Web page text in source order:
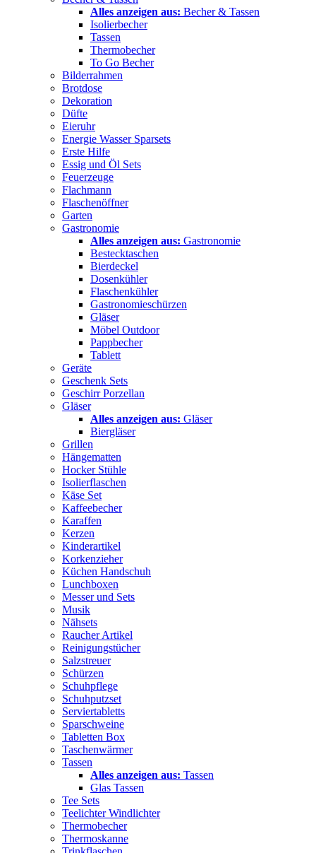
Alles anzeigen aus: Becher & Tassen
Isolierbecher
Tassen
Thermobecher
To Go Becher
Bilderrahmen
Brotdose
Dekoration
Düfte
Eieruhr
Energie Wasser Sparsets
Erste Hilfe
Essig und Öl Sets
Feuerzeuge
Flachmann
Flaschenöffner
Garten
Gastronomie
Alles anzeigen aus: Gastronomie
Bestecktaschen
Bierdeckel
Dosenkühler
Flaschenkühler
Gastronomieschürzen
Gläser
Möbel Outdoor
Pappbecher
Tablett
Geräte
Geschenk Sets
Geschirr Porzellan
Gläser
Alles anzeigen aus: Gläser
Biergläser
Grillen
Hängematten
Hocker Stühle
Isolierflaschen
Käse Set
Kaffeebecher
Karaffen
Kerzen
Kinderartikel
Korkenzieher
Küchen Handschuh
Lunchboxen
Messer und Sets
Musik
Nähsets
Raucher Artikel
Reinigungstücher
Salzstreuer
Schürzen
Schuhpflege
Schuhputzset
Serviertabletts
Sparschweine
Tabletten Box
Taschenwärmer
Tassen
Alles anzeigen aus: Tassen
Glas Tassen
Tee Sets
Teelichter Windlichter
Thermobecher
Thermoskanne